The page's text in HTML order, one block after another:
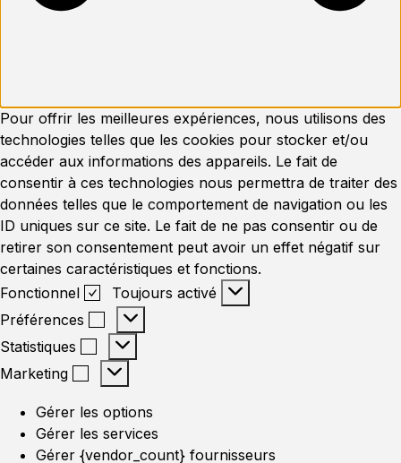
Pour offrir les meilleures expériences, nous utilisons des
technologies telles que les cookies pour stocker et/ou
accéder aux informations des appareils. Le fait de
consentir à ces technologies nous permettra de traiter des
données telles que le comportement de navigation ou les
ID uniques sur ce site. Le fait de ne pas consentir ou de
retirer son consentement peut avoir un effet négatif sur
certaines caractéristiques et fonctions.
Fonctionnel
Toujours activé
Préférences
Statistiques
Marketing
Gérer les options
Gérer les services
Gérer {vendor_count} fournisseurs